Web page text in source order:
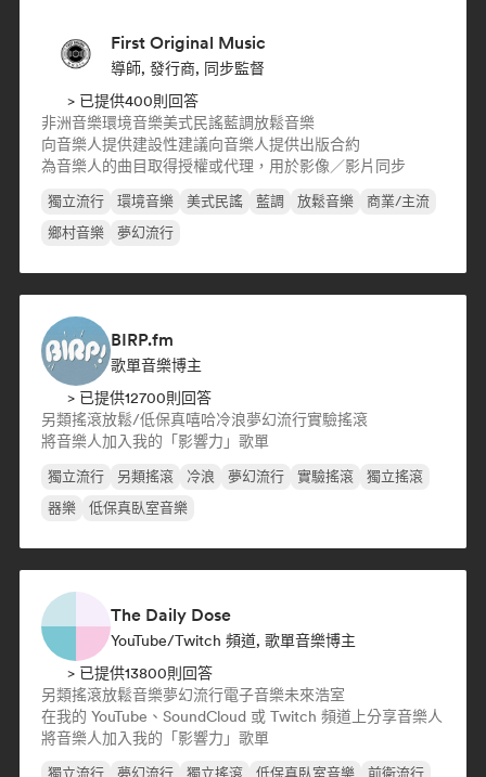
First Original Music
導師, 發行商, 同步監督
> 已提供400則回答
非洲音樂環境音樂美式民謠藍調放鬆音樂
向音樂人提供建設性建議向音樂人提供出版合約
為音樂人的曲目取得授權或代理，用於影像／影片同步
獨立流行 環境音樂 美式民謠 藍調 放鬆音樂
商業/主流
鄉村音樂
夢幻流行
BIRP.fm
歌單音樂博主
> 已提供12700則回答
另類搖滾放鬆/低保真嘻哈冷浪夢幻流行實驗搖滾
將音樂人加入我的「影響力」歌單
獨立流行 另類搖滾 冷浪 夢幻流行 實驗搖滾
獨立搖滾
器樂
低保真臥室音樂
The Daily Dose
YouTube/Twitch 頻道, 歌單音樂博主
> 已提供13800則回答
另類搖滾放鬆音樂夢幻流行電子音樂未來浩室
在我的 YouTube、SoundCloud 或 Twitch 頻道上分享音樂人
將音樂人加入我的「影響力」歌單
獨立流行 夢幻流行 獨立搖滾 低保真臥室音樂
前衛流行